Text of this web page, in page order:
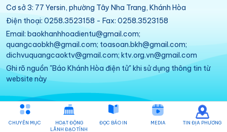
Cơ sở 3: 77 Yersin, phường Tây Nha Trang, Khánh Hòa
Điện thoại: 0258.3523158 - Fax: 0258.3523158
Email: baokhanhhoadientu@gmail.com;
quangcaobkh@gmail.com; toasoan.bkh@gmail.com;
dichvuquangcaoktv@gmail.com; ktv.org.vn@gmail.com
Ghi rõ nguồn "Báo Khánh Hòa điện tử" khi sử dụng thông tin từ
website này
CHUYÊN MỤC
HOẠT ĐỘNG
LÃNH ĐẠO TỈNH
ĐỌC BÁO IN MEDIA TIN ĐỊA PHƯƠNG